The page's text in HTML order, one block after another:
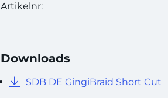
Artikelnr:
Downloads
SDB DE GingiBraid Short Cut